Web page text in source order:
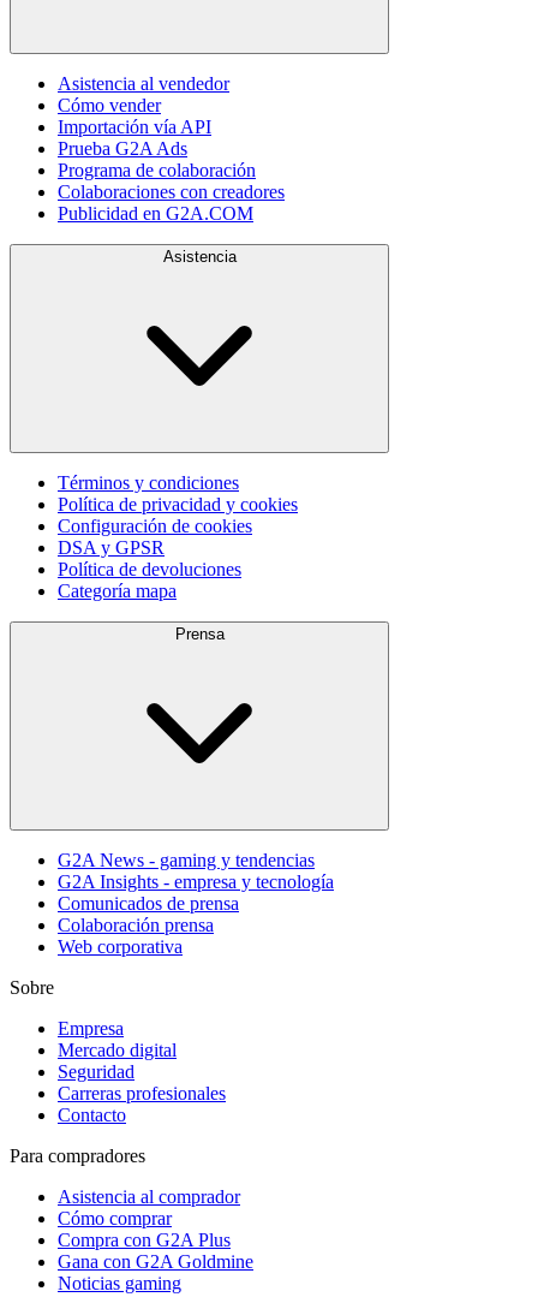
Asistencia al vendedor
Cómo vender
Importación vía API
Prueba G2A Ads
Programa de colaboración
Colaboraciones con creadores
Publicidad en G2A.COM
Asistencia
Términos y condiciones
Política de privacidad y cookies
Configuración de cookies
DSA y GPSR
Política de devoluciones
Categoría mapa
Prensa
G2A News - gaming y tendencias
G2A Insights - empresa y tecnología
Comunicados de prensa
Colaboración prensa
Web corporativa
Sobre
Empresa
Mercado digital
Seguridad
Carreras profesionales
Contacto
Para compradores
Asistencia al comprador
Cómo comprar
Compra con G2A Plus
Gana con G2A Goldmine
Noticias gaming